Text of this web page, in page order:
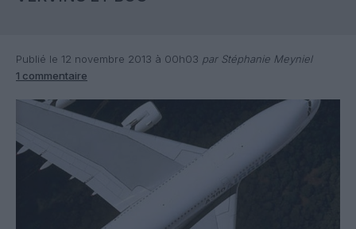
Publié le 12 novembre 2013 à 00h03 par Stéphanie Meyniel
1 commentaire